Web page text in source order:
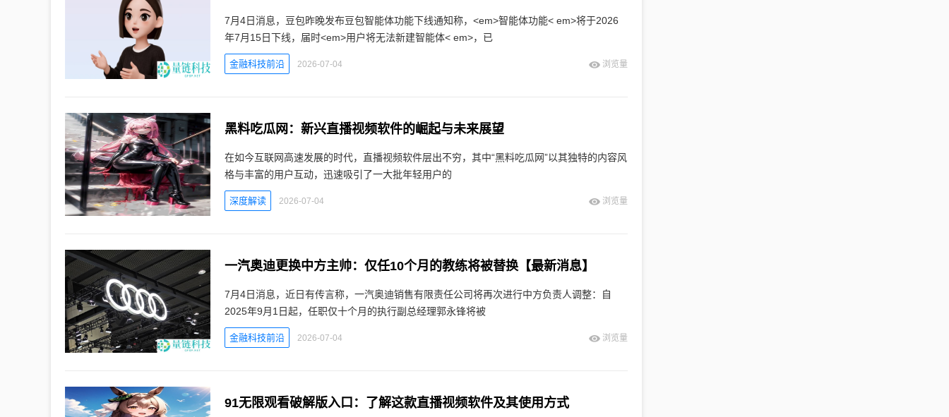
7月4日消息，豆包昨晚发布豆包智能体功能下线通知称，<em>智能体功能< em>将于2026
年7月15日下线，届时<em>用户将无法新建智能体< em>，已
金融科技前沿 2026-07-04 浏览量
黑料吃瓜网：新兴直播视频软件的崛起与未来展望
在如今互联网高速发展的时代，直播视频软件层出不穷，其中“黑料吃瓜网”以其独特的内容风
格与丰富的用户互动，迅速吸引了一大批年轻用户的
深度解读 2026-07-04 浏览量
一汽奥迪更换中方主帅：仅任10个月的教练将被替换【最新消息】
7月4日消息，近日有传言称，一汽奥迪销售有限责任公司将再次进行中方负责人调整：自
2025年9月1日起，任职仅十个月的执行副总经理郭永锋将被
金融科技前沿 2026-07-04 浏览量
91无限观看破解版入口：了解这款直播视频软件及其使用方式